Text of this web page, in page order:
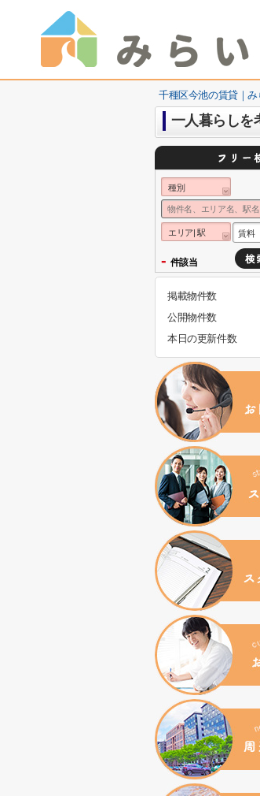
千種区今池の賃貸｜み
一人暮らしを
種別
エリア| 駅 賃料
- 件該当
掲載物件数
公開物件数
本日の更新件数